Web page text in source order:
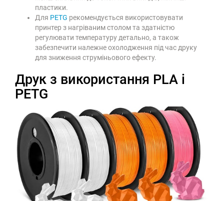
пластики.
Для PETG рекомендується використовувати
принтер з нагріваним столом та здатністю
регулювати температуру детально, а також
забезпечити належне охолодження під час друку
для зниження струміньового ефекту.
Друк з використання PLA і
PETG